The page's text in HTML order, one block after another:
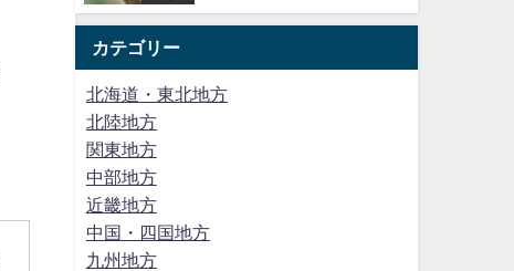
カテゴリー
北海道・東北地方
北陸地方
関東地方
中部地方
近畿地方
中国・四国地方
九州地方